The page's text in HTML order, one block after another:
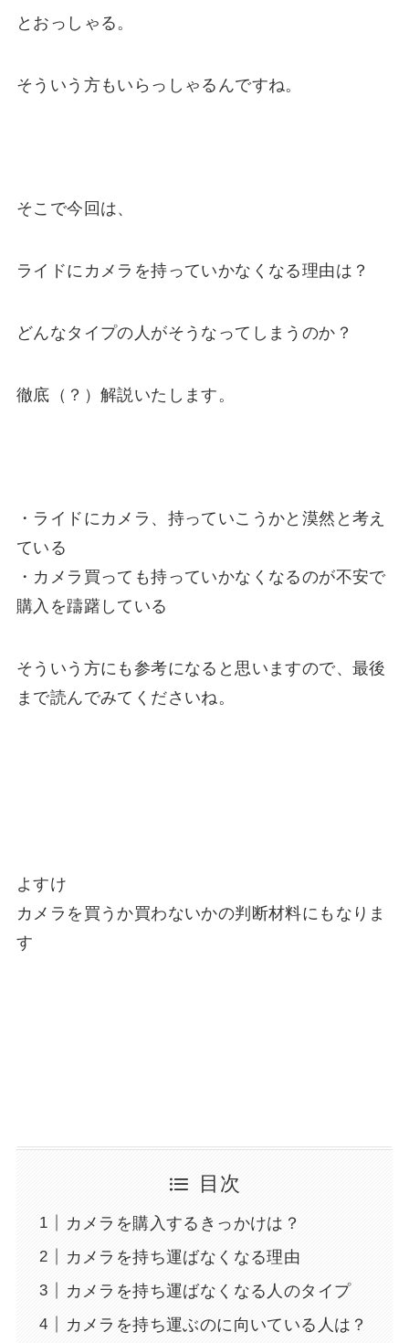
とおっしゃる。
そういう方もいらっしゃるんですね。
そこで今回は、
ライドにカメラを持っていかなくなる理由は？
どんなタイプの人がそうなってしまうのか？
徹底（？）解説いたします。
・ライドにカメラ、持っていこうかと漠然と考え
ている
・カメラ買っても持っていかなくなるのが不安で
購入を躊躇している
そういう方にも参考になると思いますので、最後
まで読んでみてくださいね。
よすけ
カメラを買うか買わないかの判断材料にもなりま
す
目次
カメラを購入するきっかけは？
カメラを持ち運ばなくなる理由
カメラを持ち運ばなくなる人のタイプ
カメラを持ち運ぶのに向いている人は？